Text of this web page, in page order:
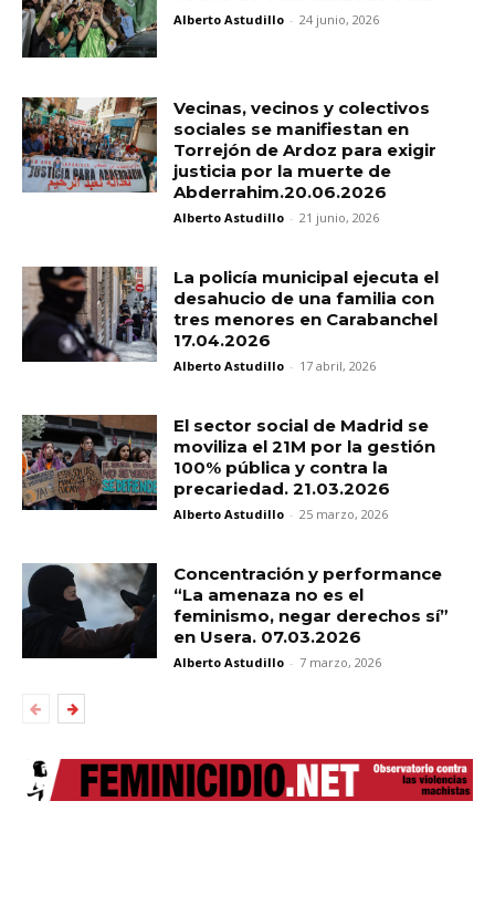
Alberto Astudillo - 24 junio, 2026
Vecinas, vecinos y colectivos
sociales se manifiestan en
Torrejón de Ardoz para exigir
justicia por la muerte de
Abderrahim.20.06.2026
Alberto Astudillo - 21 junio, 2026
La policía municipal ejecuta el
desahucio de una familia con
tres menores en Carabanchel
17.04.2026
Alberto Astudillo - 17 abril, 2026
El sector social de Madrid se
moviliza el 21M por la gestión
100% pública y contra la
precariedad. 21.03.2026
Alberto Astudillo - 25 marzo, 2026
Concentración y performance
“La amenaza no es el
feminismo, negar derechos sí”
en Usera. 07.03.2026
Alberto Astudillo - 7 marzo, 2026